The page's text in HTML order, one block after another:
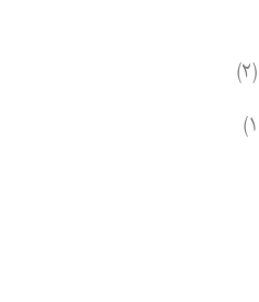
(۲)